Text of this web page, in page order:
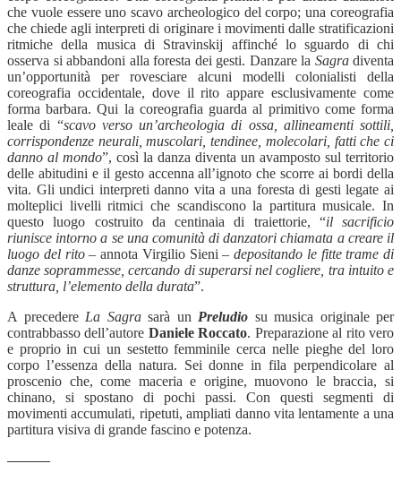
che vuole essere uno scavo archeologico del corpo; una coreografia
che chiede agli interpreti di originare i movimenti dalle stratificazioni
ritmiche della musica di Stravinskij affinché lo sguardo di chi
osserva si abbandoni alla foresta dei gesti. Danzare la Sagradiventa
un’opportunità per rovesciare alcuni modelli colonialisti della
coreografia occidentale, dove il rito appare esclusivamente come
forma barbara. Qui la coreografia guarda al primitivo come forma
leale di “scavo verso un’archeologia di ossa, allineamenti sottili,
corrispondenze neurali, muscolari, tendinee, molecolari, fatti che ci
danno al mondo”, così la danza diventa un avamposto sul territorio
delle abitudini e il gesto accenna all’ignoto che scorre ai bordi della
vita. Gli undici interpreti danno vita a una foresta di gesti legate ai
molteplici livelli ritmici che scandiscono la partitura musicale. In
questo luogo costruito da centinaia di traiettorie, “il sacrificio
riunisce intorno a se una comunità di danzatori chiamata a creare il
luogo del rito– annota Virgilio Sieni – depositando le fitte trame di
danze soprammesse, cercando di superarsi nel cogliere, tra intuito e
struttura, l’elemento della durata”.
A precedere La Sagrasarà un Preludio su musica originale per
contrabbasso dell’autore Daniele Roccato. Preparazione al rito vero
e proprio in cui un sestetto femminile cerca nelle pieghe del loro
corpo l’essenza della natura. Sei donne in fila perpendicolare al
proscenio che, come maceria e origine, muovono le braccia, si
chinano, si spostano di pochi passi. Con questi segmenti di
movimenti accumulati, ripetuti, ampliati danno vita lentamente a una
partitura visiva di grande fascino e potenza.
———